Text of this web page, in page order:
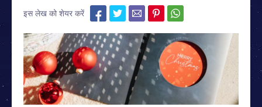
इस लेख को शेयर करें